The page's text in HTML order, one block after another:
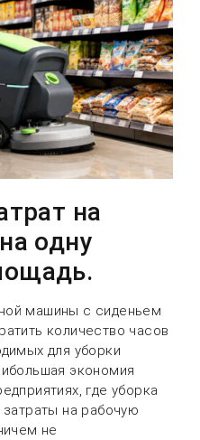
на
одну
машины с сиденьем
количество часов
для уборки
экономия
где уборка
на рабочую
не